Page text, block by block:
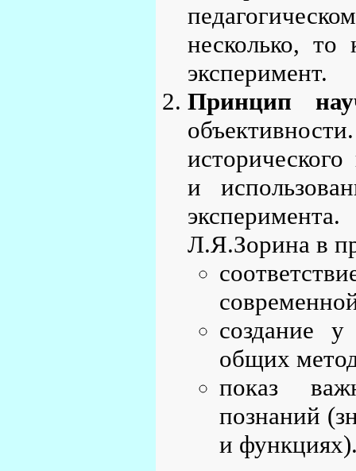
несколько,
эксперимент.
Принцип
и
эксперимента.
Л.Я.Зорина в
создание
общих
показ
познаний
и